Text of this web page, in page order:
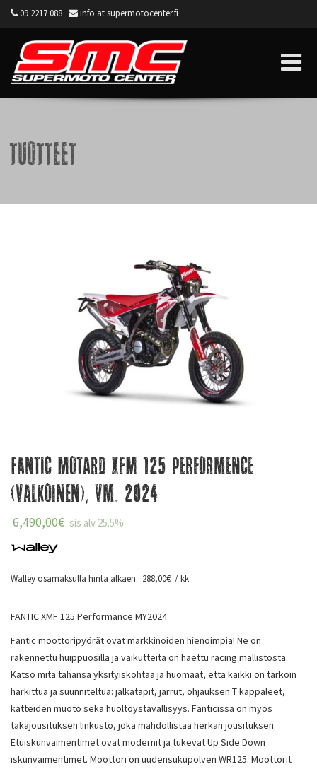
09 2217 088 info at supermotocenter.fi
Tuotteet
Fantic Motard XFM 125 Performence
(valkoinen), Vm. 2024
6,490,00€ sis alv 25.5%
Walley osamaksulla hinta alkaen: 288,00€ / kk
FANTIC XMF 125 Performance MY2024
Fantic moottoripyörät ovat markkinoiden hienoimpia! Ne on
rakennettu huippuosilla ja vaikutteita on haettu racing mallistosta.
Katso mitä tahansa yksityiskohtaa ja huomaat, että kaikki on tarkoin
harkittua ja suunniteltua: jalkatapit, jarrut, ohjauksen T kappaleet,
katteiden muoto sekä huoltoystävällisyys. Fanticissa on myös
takajousituksen linkusto, joka mahdollistaa herkän jousituksen.
Etuiskunvaimentimet ovat modernit ja tukevat Up Side Down
iskunvaimentimet. Moottori on uudensukupolven WR125. Moottorit